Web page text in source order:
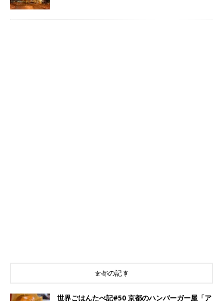
京都の記事
世界ごはんたべ記#50 京都のハンバーガー屋「ア